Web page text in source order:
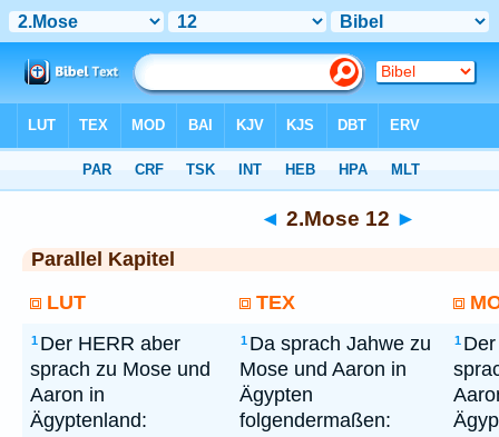
◄ 2.Mose 12 ►
Parallel Kapitel
LUT
TEX
1 Der HERR aber
sprach zu Mose und
Aaron in
Ägyptenland:
1 Da sprach Jahwe zu
Mose und Aaron in
Ägypten
folgendermaßen:
1